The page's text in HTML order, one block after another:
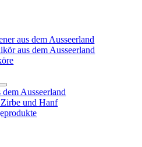
aus dem Ausseerland
aus dem Ausseerland
Ausseerland
und Hanf